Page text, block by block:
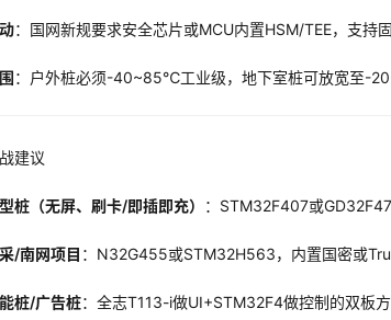
：国网新规要求安全芯片或MCU内置HSM/TEE，支持
：户外桩必须-40~85℃工业级，地下室桩可放宽至-
建议
桩（无屏、刷卡/即插即充） ：STM32F407或
/南网项目 ：N32G455或STM32H563，内置国密或
桩/广告桩：全志T113-i做UI+STM32F4做控制的双板